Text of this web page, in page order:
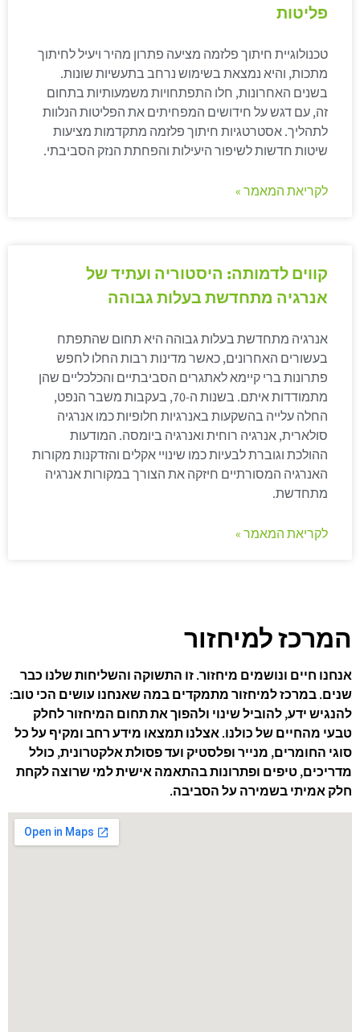
פליטות
טכנולוגיית חיתוך פלזמה מציעה פתרון מהיר ויעיל לחיתוך
מתכות, והיא נמצאת בשימוש נרחב בתעשיות שונות.
בשנים האחרונות, חלו התפתחויות משמעותיות בתחום
זה, עם דגש על חידושים המפחיתים את הפליטות הנלוות
לתהליך. אסטרטגיות חיתוך פלזמה מתקדמות מציעות
שיטות חדשות לשיפור היעילות והפחתת הנזק הסביבתי.
לקריאת המאמר »
קווים לדמותה: היסטוריה ועתיד של
אנרגיה מתחדשת בעלות גבוהה
אנרגיה מתחדשת בעלות גבוהה היא תחום שהתפתח
בעשורים האחרונים, כאשר מדינות רבות החלו לחפש
פתרונות ברי קיימא לאתגרים הסביבתיים והכלכליים שהן
מתמודדות איתם. בשנות ה-70, בעקבות משבר הנפט,
החלה עלייה בהשקעות באנרגיות חלופיות כמו אנרגיה
סולארית, אנרגיה רוחית ואנרגיה ביומסה. המודעות
ההולכת וגוברת לבעיות כמו שינויי אקלים והזדקנות מקורות
האנרגיה המסורתיים חיזקה את הצורך במקורות אנרגיה
מתחדשת.
לקריאת המאמר »
המרכז למיחזור
אנחנו חיים ונושמים מיחזור. זו התשוקה והשליחות שלנו כבר
שנים. במרכז למיחזור מתמקדים במה שאנחנו עושים הכי טוב:
להנגיש ידע, להוביל שינוי ולהפוך את תחום המיחזור לחלק
טבעי מהחיים של כולנו. אצלנו תמצאו מידע רחב ומקיף על כל
סוגי החומרים, מנייר ופלסטיק ועד פסולת אלקטרונית, כולל
מדריכים, טיפים ופתרונות בהתאמה אישית למי שרוצה לקחת
חלק אמיתי בשמירה על הסביבה.